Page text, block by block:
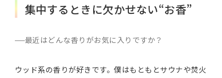
集中するときに欠かせない“お香”
最近はどんな香りがお気に入りですか？
ウッド系の香りが好きです。僕はもともとサウナや焚火